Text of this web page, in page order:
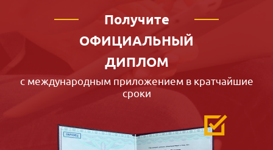
Получите
ОФИЦИАЛЬНЫЙ
ДИПЛОМ
с международным приложением в кратчайшие
сроки